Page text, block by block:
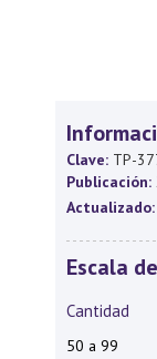
Clave: TP-
Publicación:
Actualizado:
Escala
Cantidad
50 a 99